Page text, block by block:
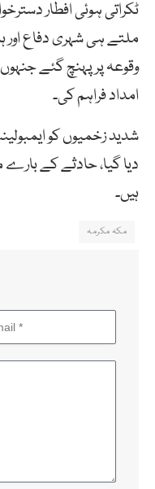
ٹکراتی ہوئی افطار
ملتے ہی شہری دفاع اور
وقوعہ پر پہنچ گئے
امداد فراہم کی۔
شدید زخمیوں کو
دیا گیا، حادثے کے
ہیں۔
مکہ مکرمہ